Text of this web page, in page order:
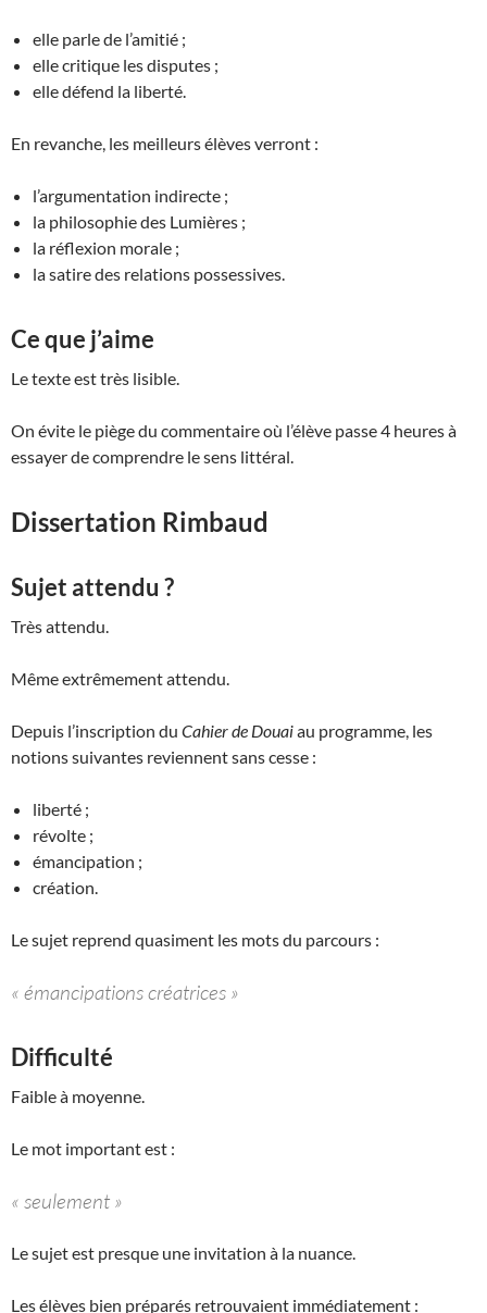
elle parle de l’amitié ;
elle critique les disputes ;
elle défend la liberté.
En revanche, les meilleurs élèves verront :
l’argumentation indirecte ;
la philosophie des Lumières ;
la réflexion morale ;
la satire des relations possessives.
Ce que j’aime
Le texte est très lisible.
On évite le piège du commentaire où l’élève passe 4 heures à
essayer de comprendre le sens littéral.
Dissertation Rimbaud
Sujet attendu ?
Très attendu.
Même extrêmement attendu.
Depuis l’inscription du Cahier de Douaiau programme, les
notions suivantes reviennent sans cesse :
liberté ;
révolte ;
émancipation ;
création.
Le sujet reprend quasiment les mots du parcours :
« émancipations créatrices »
Difficulté
Faible à moyenne.
Le mot important est :
« seulement »
Le sujet est presque une invitation à la nuance.
Les élèves bien préparés retrouvaient immédiatement :